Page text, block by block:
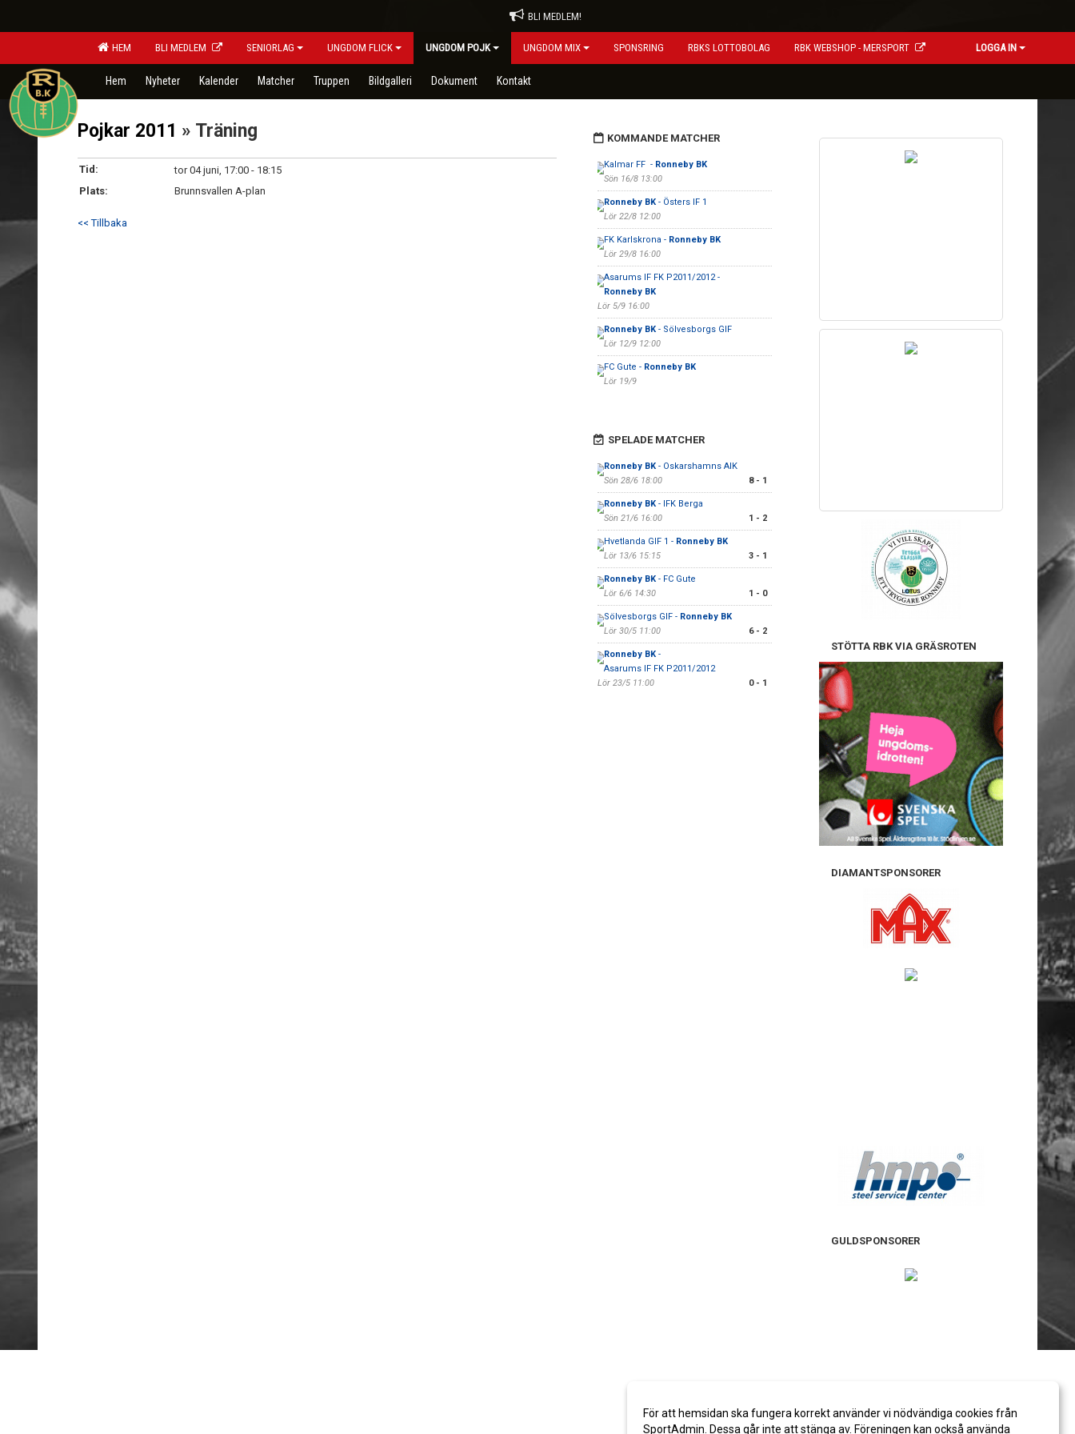
BLI MEDLEM!
HEM BLI MEDLEM SENIORLAG UNGDOM FLICK UNGDOM POJK UNGDOM MIX SPONSRING RBKS LOTTOBOLAG RBK WEBSHOP - MERSPORT LOGGA IN
Hem Nyheter Kalender Matcher Truppen Bildgalleri Dokument Kontakt
Pojkar 2011 » Träning
Tid:
tor 04 juni, 17:00 - 18:15
Plats:
Brunnsvallen A-plan
<< Tillbaka
KOMMANDE MATCHER
Kalmar FF - Ronneby BK
Sön 16/8 13:00
Ronneby BK- Östers IF 1
Lör 22/8 12:00
FK Karlskrona - Ronneby BK
Lör 29/8 16:00
Asarums IF FK P2011/2012 -
Ronneby BK
Lör 5/9 16:00
Ronneby BK- Sölvesborgs GIF
Lör 12/9 12:00
FC Gute - Ronneby BK
Lör 19/9
SPELADE MATCHER
Ronneby BK- Oskarshamns AIK
Sön 28/6 18:00
8 - 1
Ronneby BK- IFK Berga
Sön 21/6 16:00
1 - 2
Hvetlanda GIF 1 - Ronneby BK
Lör 13/6 15:15
3 - 1
Ronneby BK- FC Gute
Lör 6/6 14:30
1 - 0
Sölvesborgs GIF - Ronneby BK
Lör 30/5 11:00
6 - 2
Ronneby BK-
Asarums IF FK P2011/2012
Lör 23/5 11:00
0 - 1
STÖTTA RBK VIA GRÄSROTEN
DIAMANTSPONSORER
GULDSPONSORER
För att hemsidan ska fungera korrekt använder vi nödvändiga cookies från
SportAdmin. Dessa går inte att stänga av. Föreningen kan också använda